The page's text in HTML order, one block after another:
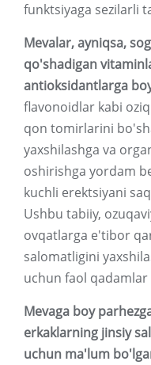
funktsiyaga sezilarli
Mevalar, ayniqsa,
qo'shadigan
antioksidantlarga
flavonoidlar kabi
qon tomirlarini
yaxshilashga va
oshirishga yordam
kuchli erektsiyani
Ushbu tabiiy,
ovqatlarga e'tibor
salomatligini
uchun faol
Mevaga boy
erkaklarning jinsiy
uchun ma'lum